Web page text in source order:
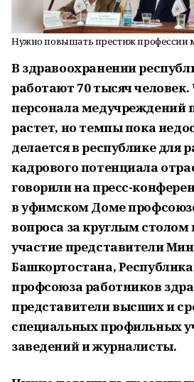
Нужно повышать престиж профессии
В здравоохранении
работают 70 тысяч
персонала медучреждений
растет, но темпы пока
делается в республике для
кадрового потенциала
говорили на пресс-
в уфимском Доме
вопроса за круглым
участие представители
Башкортостана,
профсоюза работников
представители высших и
специальных профильных
заведений и журналисты.